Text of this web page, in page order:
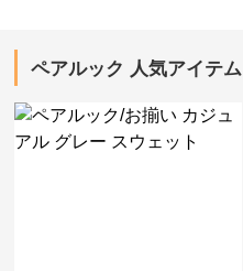
ペアルック 人気アイテム